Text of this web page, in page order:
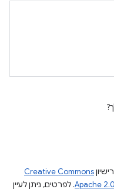
Creative Commons
Apache 2.0. לפרטים, ניתן לעיין